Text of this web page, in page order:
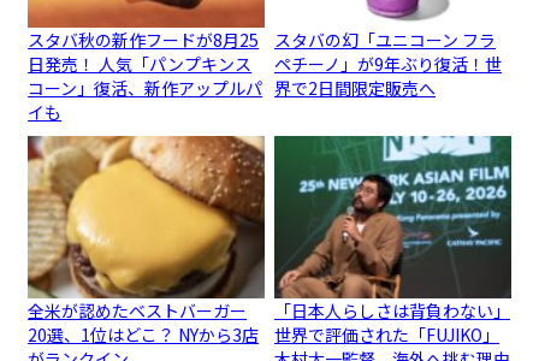
スタバ秋の新作フードが8月25
日発売！ 人気「パンプキンス
コーン」復活、新作アップルパ
イも
スタバの幻「ユニコーン フラ
ペチーノ」が9年ぶり復活！世
界で2日間限定販売へ
全米が認めたベストバーガー
20選、1位はどこ？ NYから3店
「日本人らしさは背負わない」
世界で評価された「FUJIKO」